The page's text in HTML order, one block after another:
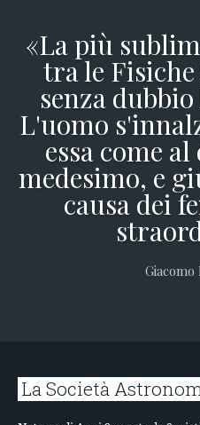
«La più
tra le Fisiche
senza
L'uomo
essa come
medesimo, e
causa dei
La Società